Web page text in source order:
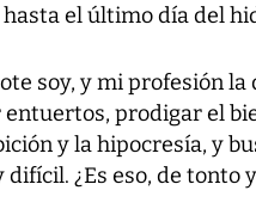
el último día del
soy, y mi profesión
prodigar el
y la hipocresía, y
difícil. ¿Es eso, de tonto